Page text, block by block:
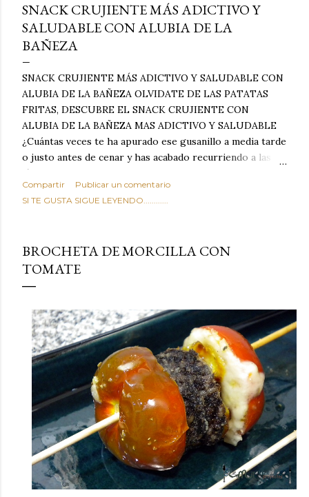
SNACK CRUJIENTE MÁS ADICTIVO Y
SALUDABLE CON ALUBIA DE LA
BAÑEZA
SNACK CRUJIENTE MÁS ADICTIVO Y SALUDABLE CON
ALUBIA DE LA BAÑEZA OLVIDATE DE LAS PATATAS
FRITAS, DESCUBRE EL SNACK CRUJIENTE CON
ALUBIA DE LA BAÑEZA MAS ADICTIVO Y SALUDABLE
¿Cuántas veces te ha apurado ese gusanillo a media tarde
o justo antes de cenar y has acabado recurriendo a las
típicas patatas de bolsa, frutos secos fritos o snacks
ultraprocesados llenos de grasas saturadas y sodio?
Todos hemos estado ahí. Sin embargo, cuidarse no tiene
satisface. Estas alubias crujientes al horno van a cambiar
por completo tu forma de ver las legumbres. Olvídate de
asociar las alubias únicamente a los guisos tradicionales y
revolucionaria, transformaremos un ingrediente tan
humilde como la alubia de La Bañeza en un snack ligero,
dorado, cargado de proteína y 100% natural. Es el
sustituto perfecto a los frutos se...
Compartir
Publicar un comentario
SI TE GUSTA SIGUE LEYENDO............
BROCHETA DE MORCILLA CON
TOMATE